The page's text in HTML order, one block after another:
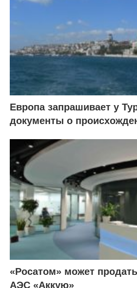
Европа запрашивает у
документы о
«Росатом» может
АЭС «Аккую»